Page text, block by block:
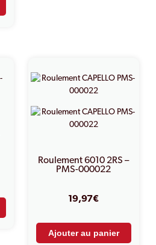
Roulement 6010 2RS –
PMS-000022
19,97€
Ajouter au panier